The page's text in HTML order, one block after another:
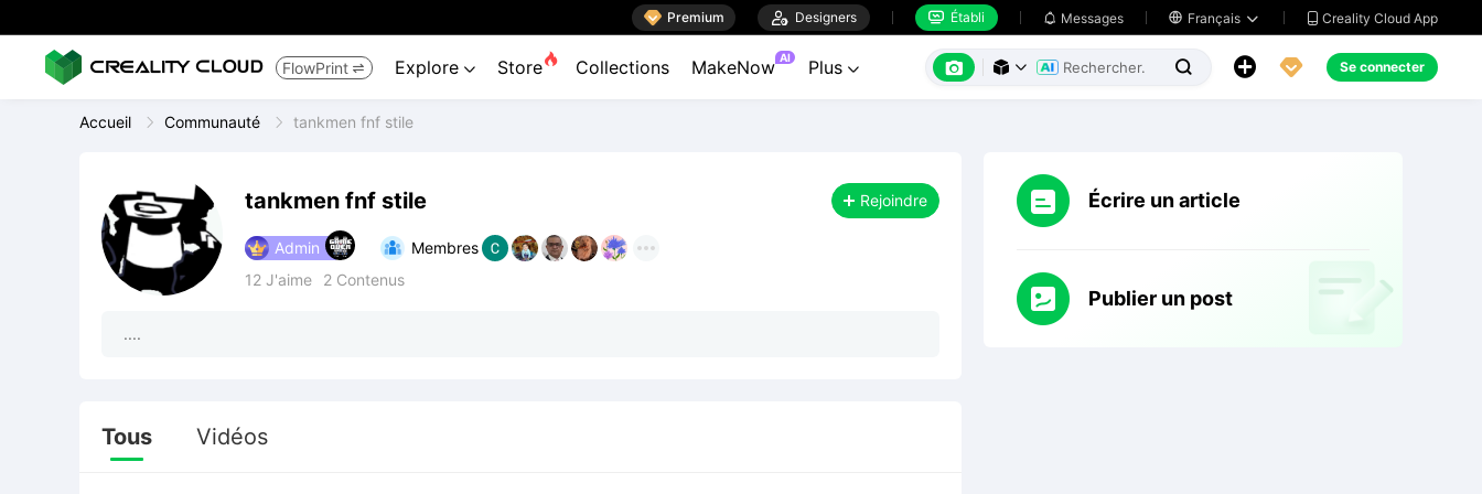
 Premium  Designers  Établi  Messages  Français   Creality Cloud App
FlowPrint  Explore  Store Collections MakeNow AI Plus        Se connecter
Accueil Communauté tankmen fnf stile
tankmen fnf stile Rejoindre
Admin
Membres
12 J'aime 2 Contenus
....
Tous Vidéos
Écrire un article
Publier un post